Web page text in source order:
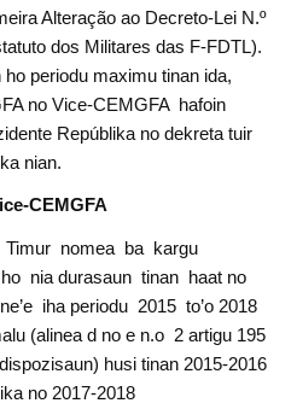
Alteração ao Decreto-Lei N.º
dos Militares das F-FDTL).
periodu maximu tinan ida,
no Vice-CEMGFA hafoin
Repúblika no dekreta tuir
nian.
CEMGFA
nomea ba kargu
nia durasaun tinan haat no
iha periodu 2015 to’o 2018
(alinea d no e n.o 2 artigu 195
husi tinan 2015-2016
no 2017-2018